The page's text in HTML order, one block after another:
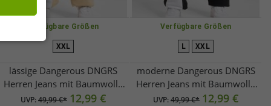
Verfügbare Größen
XXL
lässige Dangerous DNGRS
Herren Jeans mit Baumwolle
Beige
UVP:49,99 €* 12,99 €
Verfügbare Größen
L XXL
moderne Dangerous DNGRS
Herren Jeans mit Baumwolle
Schwarz/Weiß
UVP:49,99 €* 12,99 €